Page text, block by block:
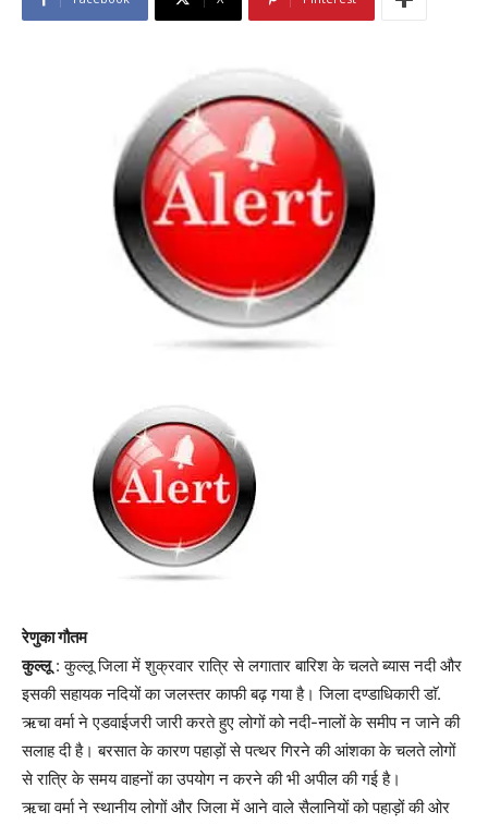
रेणुका गौतम
कुल्लू: कुल्लू जिला में शुक्रवार रात्रि से लगातार बारिश के चलते ब्यास नदी और
इसकी सहायक नदियों का जलस्तर काफी बढ़ गया है। जिला दण्डाधिकारी डाॅ.
ऋचा वर्मा ने एडवाईजरी जारी करते हुए लोगों को नदी-नालों के समीप न जाने की
सलाह दी है। बरसात के कारण पहाड़ों से पत्थर गिरने की आंशका के चलते लोगों
से रात्रि के समय वाहनों का उपयोग न करने की भी अपील की गई है।
ऋचा वर्मा ने स्थानीय लोगों और जिला में आने वाले सैलानियों को पहाड़ों की ओर